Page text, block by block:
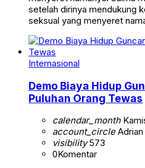
setelah dirinya mendukung
seksual yang menyeret
Internasional
Demo Biaya Hidup
Puluhan Orang Tewas
calendar_month
account_circleAdrian
visibility573
0Komentar